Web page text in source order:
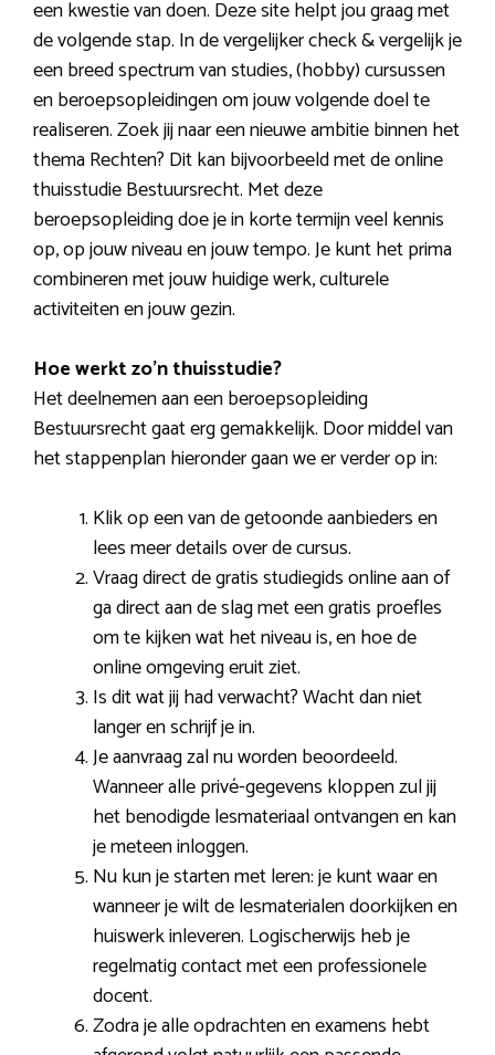
een kwestie van doen. Deze site helpt jou graag met
de volgende stap. In de vergelijker check & vergelijk je
een breed spectrum van studies, (hobby) cursussen
en beroepsopleidingen om jouw volgende doel te
realiseren. Zoek jij naar een nieuwe ambitie binnen het
thema Rechten? Dit kan bijvoorbeeld met de online
thuisstudie Bestuursrecht. Met deze
beroepsopleiding doe je in korte termijn veel kennis
op, op jouw niveau en jouw tempo. Je kunt het prima
combineren met jouw huidige werk, culturele
activiteiten en jouw gezin.
Hoe werkt zo’n thuisstudie?
Het deelnemen aan een beroepsopleiding
Bestuursrecht gaat erg gemakkelijk. Door middel van
het stappenplan hieronder gaan we er verder op in:
Klik op een van de getoonde aanbieders en
lees meer details over de cursus.
Vraag direct de gratis studiegids online aan of
ga direct aan de slag met een gratis proefles
om te kijken wat het niveau is, en hoe de
online omgeving eruit ziet.
Is dit wat jij had verwacht? Wacht dan niet
langer en schrijf je in.
Je aanvraag zal nu worden beoordeeld.
Wanneer alle privé-gegevens kloppen zul jij
het benodigde lesmateriaal ontvangen en kan
je meteen inloggen.
Nu kun je starten met leren: je kunt waar en
wanneer je wilt de lesmaterialen doorkijken en
huiswerk inleveren. Logischerwijs heb je
regelmatig contact met een professionele
docent.
Zodra je alle opdrachten en examens hebt